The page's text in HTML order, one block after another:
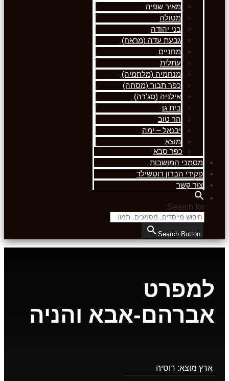
מאיר שפיה
מטולה
בני יהודה
גבעת עדה (מראח)
מחניים
עתלית
מנחמיה (מלחמיה)
כפר תבור (מסחה)
אילניה (סג'רה)
בית גן
הר טוב
יבנאל – ימה
מוצא
כפר סבא
מסמכי המושבות
פקידי הברון רוטשילד
צור קשר
Search for:
Search Button
למפרט
אברהם-אבא והניה
ארץ מוצא: רוסיה